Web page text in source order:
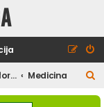
Legalus forumas Medicina
e